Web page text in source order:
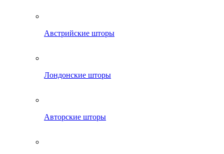
Австрийские шторы
Лондонские шторы
Авторские шторы